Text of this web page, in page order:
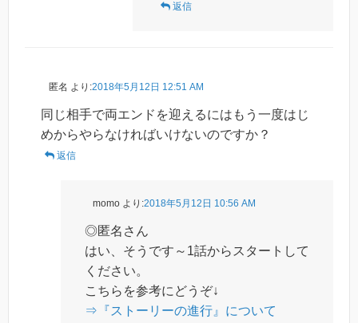
返信
匿名 より:2018年5月12日 12:51 AM
同じ相手で両エンドを迎えるにはもう一度はじ
めからやらなければいけないのですか？
返信
momo より:2018年5月12日 10:56 AM
◎匿名さん
はい、そうです～1話からスタートして
ください。
こちらを参考にどうぞ↓
⇒『ストーリーの進行』について